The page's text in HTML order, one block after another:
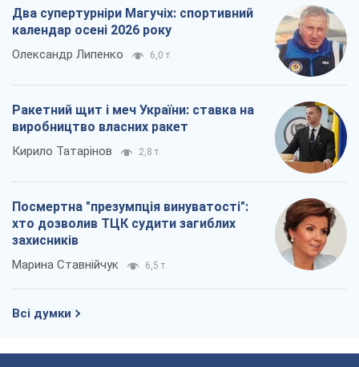
Два супертурніри Магучіх: спортивний
календар осені 2026 року
Олександр Липенко 6,0 т.
Ракетний щит і меч України: ставка на
виробництво власних ракет
Кирило Татарінов 2,8 т.
Посмертна "презумпція винуватості":
хто дозволив ТЦК судити загиблих
захисників
Марина Ставнійчук 6,5 т.
Всі думки